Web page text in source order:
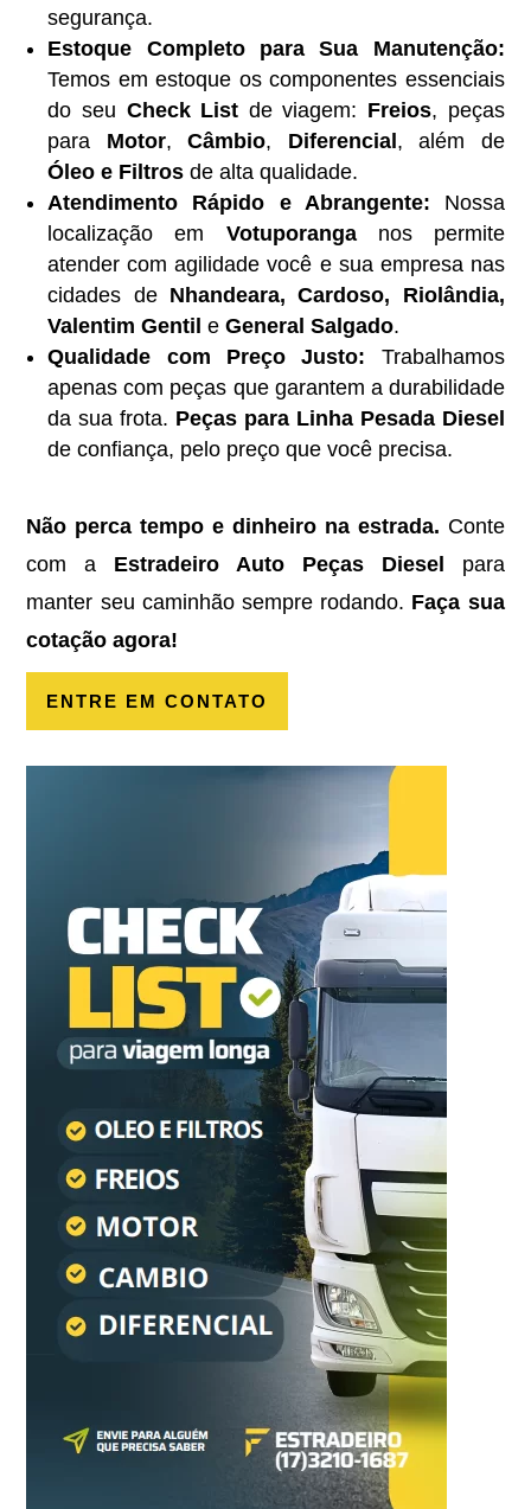
segurança.
Estoque Completo para Sua Manutenção:
Temos em estoque os componentes essenciais
do seu Check List de viagem: Freios, peças
para Motor,Câmbio, Diferencial, além de
Óleo e Filtros de alta qualidade.
Atendimento Rápido e Abrangente: Nossa
localização em Votuporanganos permite
atender com agilidade você e sua empresa nas
cidades de Nhandeara, Cardoso, Riolândia,
Valentim Gentil eGeneral Salgado.
Qualidade com Preço Justo: Trabalhamos
apenas com peças que garantem a durabilidade
da sua frota. Peças para Linha Pesada Diesel
de confiança, pelo preço que você precisa.
Não perca tempo e dinheiro na estrada. Conte
com a Estradeiro Auto Peças Diesel para
manter seu caminhão sempre rodando. Faça sua
cotação agora!
ENTRE EM CONTATO